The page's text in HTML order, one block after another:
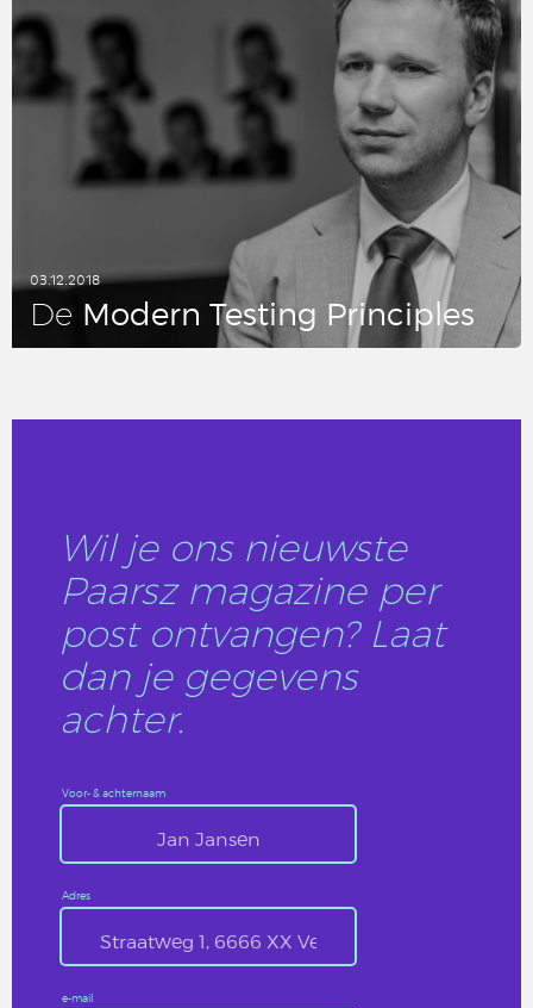
03.12.2018
De Modern Testing Prin­ci­ples
Wil je ons nieuwste
Paarsz magazine per
post ontvangen? Laat
dan je gegevens
achter.
Voor- & achternaam
Adres
e-mail